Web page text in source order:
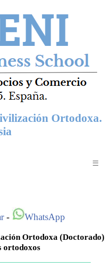
Ortodoxa.
☰
- WhatsApp
Ortodoxa (Doctorado)
ortodoxos